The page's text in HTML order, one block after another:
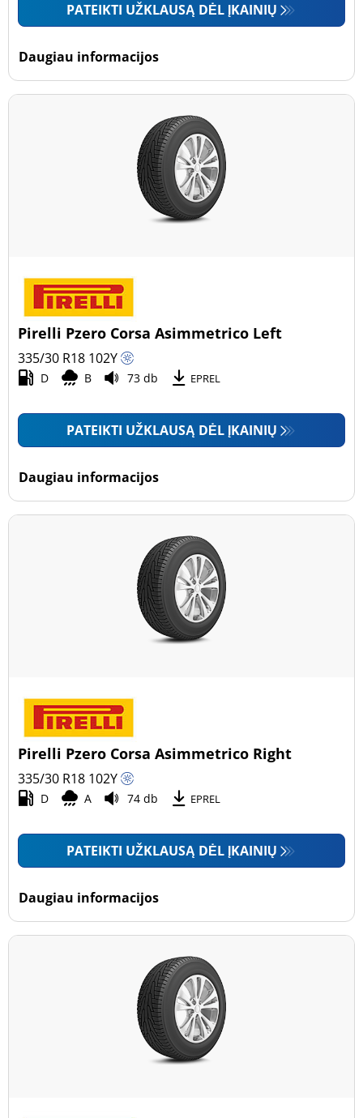
Padanga sustiprintomis sienelėmis
PATEIKTI UŽKLAUSĄ DĖL ĮKAINIŲ
Daugiau informacijos
Pirelli Pzero Corsa Asimmetrico Left
335/30 R18 102Y
D B 73 db EPREL
PATEIKTI UŽKLAUSĄ DĖL ĮKAINIŲ
Daugiau informacijos
Pirelli Pzero Corsa Asimmetrico Right
335/30 R18 102Y
D A 74 db EPREL
PATEIKTI UŽKLAUSĄ DĖL ĮKAINIŲ
Daugiau informacijos